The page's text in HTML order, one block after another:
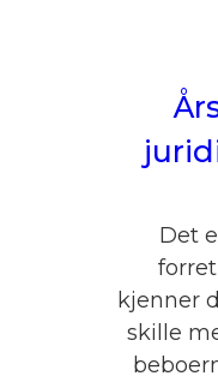
Det
kjenner
skille